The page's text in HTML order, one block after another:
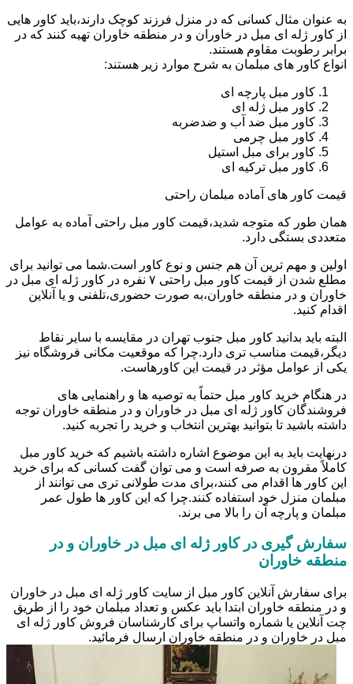
به عنوان مثال کسانی که در منزل فرزند کوچک دارند،باید کاور هایی
از کاور ژله ای مبل در خاوران و در منطقه خاوران تهیه کنند که در
برابر رطوبت مقاوم هستند.
انواع کاور های مبلمان به شرح موارد زیر هستند:
کاور مبل پارچه ای
کاور مبل ژله ای
کاور مبل ضد آب و ضدضربه
کاور مبل چرمی
کاور برای مبل استیل
کاور مبل ترکیه ای
قیمت کاور های آماده مبلمان راحتی
همان طور که متوجه شدید،قیمت کاور مبل راحتی آماده به عوامل
متعددی بستگی دارد.
اولین و مهم ترین آن هم جنس و نوع کاور است.شما می توانید برای
مطلع شدن از قیمت کاور مبل راحتی ۷ نفره در کاور ژله ای مبل در
خاوران و در منطقه خاوران،به صورت حضوری،تلفنی و یا آنلاین
اقدام کنید.
البته باید بدانید کاور مبل جنوب تهران در مقایسه با سایر نقاط
دیگر،قیمت مناسب تری دارد.چرا که موقعیت مکانی فروشگاه نیز
یکی از عوامل مؤثر در قیمت این کاورهاست.
در هنگام خرید کاور مبل حتماً به توصیه ها و راهنمایی های
فروشندگان کاور ژله ای مبل در خاوران و در منطقه خاوران توجه
داشته باشید تا بتوانید بهترین انتخاب و خرید را تجربه کنید.
درنهایت باید به این موضوع اشاره داشته باشیم که خرید کاور مبل
کاملاً مقرون به صرفه است و می توان گفت کسانی که برای خرید
این کاور ها اقدام می کنند،برای مدت طولانی تری می توانند از
مبلمان منزل خود استفاده کنند.چرا که این کاور ها طول عمر
مبلمان و پارچه آن را بالا می برند.
سفارش گیری در کاور ژله ای مبل در خاوران و در
منطقه خاوران
برای سفارش آنلاین کاور مبل از سایت کاور ژله ای مبل در خاوران
و در منطقه خاوران ابتدا باید عکس و تعداد مبلمان خود را از طریق
چت آنلاین یا شماره واتساپ برای کارشناسان فروش کاور ژله ای
مبل در خاوران و در منطقه خاوران ارسال فرمائید.